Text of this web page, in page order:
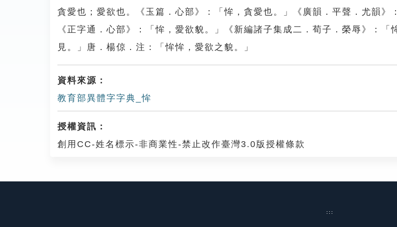
貪愛也；愛欲也。《玉篇．心部》：「恈，貪愛也。」《廣韻．平聲．尤韻》
《正字通．心部》：「恈，愛欲貌。」《新編諸子集成二．荀子．榮辱》：「
見。」唐．楊倞．注：「恈恈，愛欲之貌。」
資料來源：
教育部異體字字典_恈
授權資訊：
創用CC-姓名標示-非商業性-禁止改作臺灣3.0版授權條款
:::